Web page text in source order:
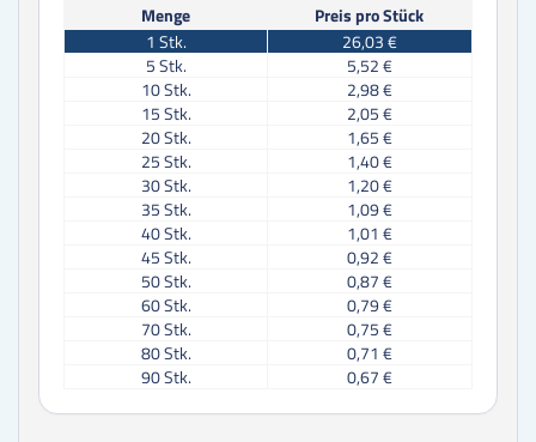
Menge
Preis pro Stück
1 Stk.
26,03 €
5Stk.
5,52 €
10Stk.
2,98 €
15Stk.
2,05 €
20Stk.
1,65 €
25Stk.
1,40 €
30Stk.
1,20 €
35Stk.
1,09 €
40Stk.
1,01 €
45Stk.
0,92 €
50Stk.
0,87 €
60Stk.
0,79 €
70Stk.
0,75 €
80Stk.
0,71 €
90Stk.
0,67 €